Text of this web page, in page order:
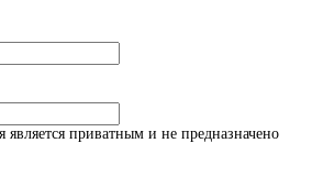
приватным и не предназначено